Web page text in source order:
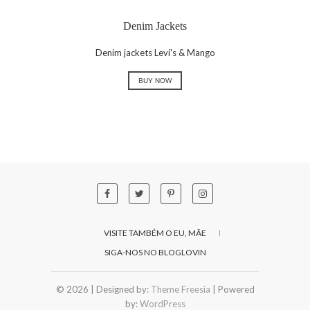
Denim Jackets
Denim jackets Levi's & Mango
BUY NOW
VISITE TAMBÉM O EU, MÃE
SIGA-NOS NO BLOGLOVIN
© 2026 | Designed by: Theme Freesia | Powered
by:WordPress